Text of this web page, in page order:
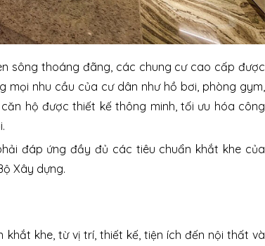
sông thoáng đãng, các chung cư cao cấp được
nhu cầu của cư dân như hồ bơi, phòng gym,
hộ được thiết kế thông minh, tối ưu hóa công
đáp ứng đầy đủ các tiêu chuẩn khắt khe của
Xây dựng.
khe, từ vị trí, thiết kế, tiện ích đến nội thất và